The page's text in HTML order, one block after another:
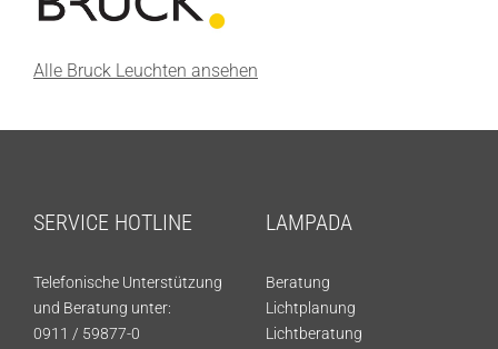
Alle Bruck Leuchten ansehen
SERVICE HOTLINE
Telefonische Unterstützung
und Beratung unter:
0911 / 59877-0
LAMPADA
Beratung
Lichtplanung
Lichtberatung